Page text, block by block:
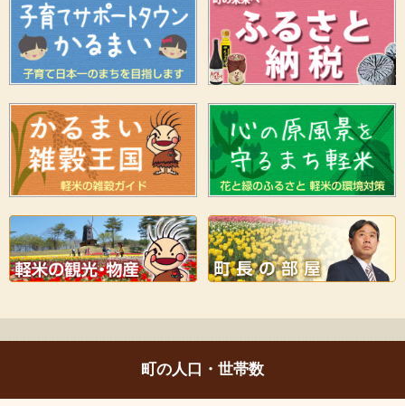
町の人口・世帯数